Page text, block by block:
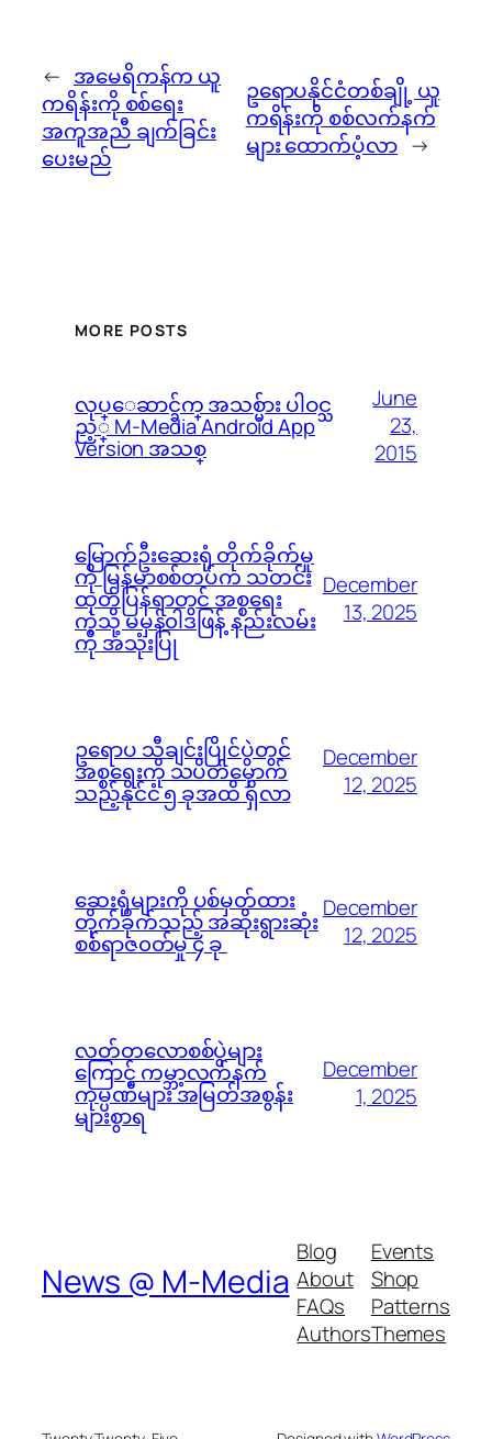
← အမေရိကန်က ယူ
ကရိန်းကို စစ်ရေး
အကူအညီ ချက်ခြင်း
ပေးမည်
ဥရောပနိုင်ငံတစ်ချို့ ယူ
ကရိန်းကို စစ်လက်နက်
များ ထောက်ပံ့လာ →
MORE POSTS
လုပ္ေဆာင္ခ်က္ အသစ္မ်ား ပါဝင္သ
ည့္ M-Media Android App
Version အသစ္
June
23,
2015
မြောက်ဦးဆေးရုံ တိုက်ခိုက်မှု
ကို မြန်မာစစ်တပ်က သတင်း
ထုတ်ပြန်ရာတွင် အစ္စရေး
ကဲ့သို့ မမှန်၀ါဒဖြန့် နည်းလမ်း
ကို အသုံးပြု
December
13, 2025
ဥရောပ သီချင်းပြိုင်ပွဲတွင်
အစ္စရေးကို သပိတ်မှောက်
သည့်နိုင်ငံ ၅ ခုအထိ ရှိလာ
December
12, 2025
ဆေးရုံများကို ပစ်မှတ်ထား
တိုက်ခိုက်သည့် အဆိုးရွားဆုံး
စစ်ရာဇ၀တ်မှု ၄ ခု
December
12, 2025
လတ်တလောစစ်ပွဲများ
ကြောင့် ကမ္ဘာ့လက်နက်
ကုမ္ပဏီများ အမြတ်အစွန်း
များစွာရ
December
1, 2025
News @ M-Media
Blog
About
FAQs
Authors
Events
Shop
Patterns
Themes